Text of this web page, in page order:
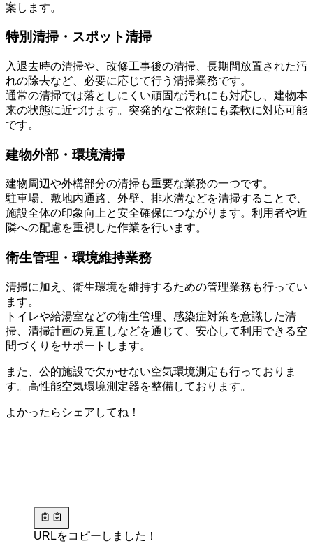
案します。
特別清掃・スポット清掃
入退去時の清掃や、改修工事後の清掃、長期間放置された汚
れの除去など、必要に応じて行う清掃業務です。
通常の清掃では落としにくい頑固な汚れにも対応し、建物本
来の状態に近づけます。突発的なご依頼にも柔軟に対応可能
です。
建物外部・環境清掃
建物周辺や外構部分の清掃も重要な業務の一つです。
駐車場、敷地内通路、外壁、排水溝などを清掃することで、
施設全体の印象向上と安全確保につながります。利用者や近
隣への配慮を重視した作業を行います。
衛生管理・環境維持業務
清掃に加え、衛生環境を維持するための管理業務も行ってい
ます。
トイレや給湯室などの衛生管理、感染症対策を意識した清
掃、清掃計画の見直しなどを通じて、安心して利用できる空
間づくりをサポートします。
また、公的施設で欠かせない空気環境測定も行っておりま
す。高性能空気環境測定器を整備しております。
よかったらシェアしてね！
URLをコピーしました！